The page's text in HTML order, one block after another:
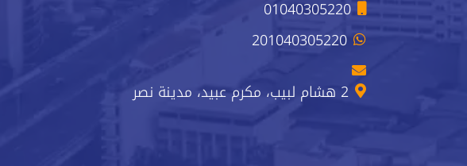
01040305220
201040305220
2 هشام لبيب، مكرم عبيد، مدينة نصر